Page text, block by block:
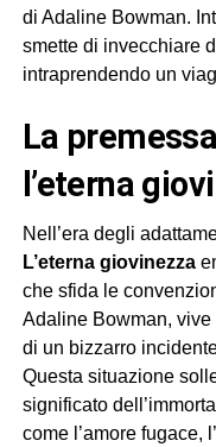
di Adaline Bowman.
smette di invecchiare
intraprendendo un
la premessa unica di adaline –
l’eterna
Nell’era degli
L’eterna giovinezza
che sfida le
Adaline Bowman, vive
di un bizzarro
Questa situazione
significato
come l’amore fugace,